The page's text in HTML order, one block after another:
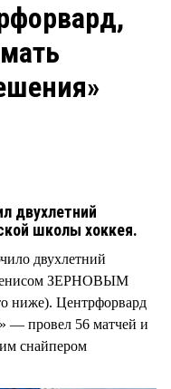
Блоги
Архив
двухлетний
школы хоккея.
двухлетний
Денисом ЗЕРНОВЫМ
ниже). Центрфорвард
— провел 56 матчей и
снайпером